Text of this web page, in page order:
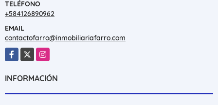
TELÉFONO
+584126890962
EMAIL
contactofarro@inmobiliariafarro.com
Facebook
X Instagram
INFORMACIÓN